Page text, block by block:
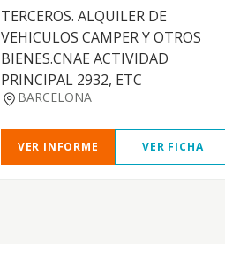
TERCEROS. ALQUILER DE
VEHICULOS CAMPER Y OTROS
BIENES.CNAE ACTIVIDAD
PRINCIPAL 2932, ETC
BARCELONA
VER INFORME VER FICHA